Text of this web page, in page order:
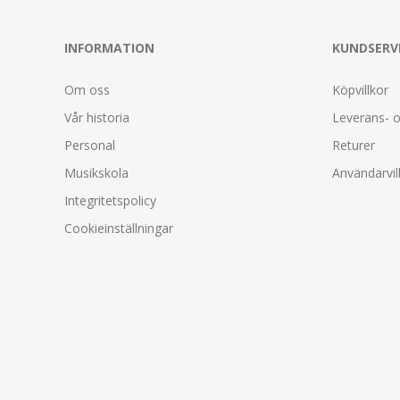
INFORMATION
Om oss
Vår historia
Personal
Musikskola
Integritetspolicy
Cookieinställningar
Köpvillkor
Leverans-
Returer